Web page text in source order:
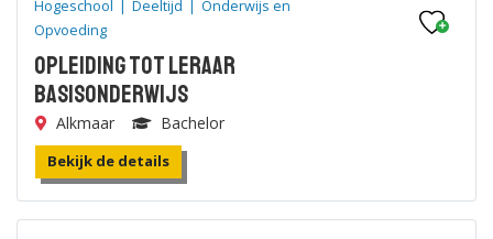
Hogeschool Deeltijd
Onderwijs en
Opvoeding
Opleiding tot leraar
Basisonderwijs
Alkmaar Bachelor
Bekijk de details